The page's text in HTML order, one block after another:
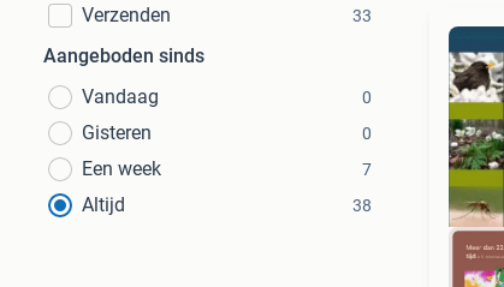
Verzenden 33
Aangeboden sinds
Vandaag
0
Gisteren 0
Een week 7
Altijd 38